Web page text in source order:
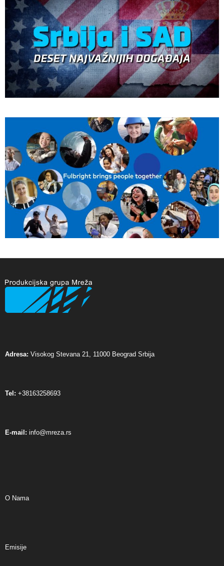
Adresa: Visokog Stevana 21, 11000 Beograd Srbija
Tel: +38163258693
E-mail: info@mreza.rs
O Nama
Emisije